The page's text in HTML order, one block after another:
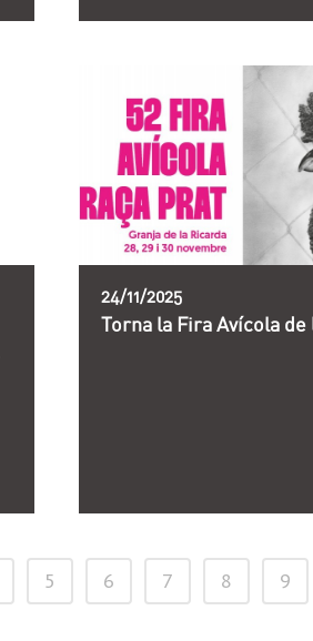
24/11/2025
Torna la Fira Avícola
5 6 7 8 9